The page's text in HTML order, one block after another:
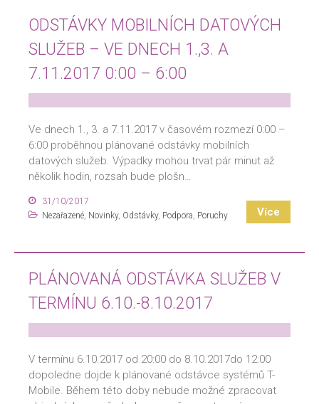
ODSTÁVKY MOBILNÍCH DATOVÝCH
SLUŽEB – VE DNECH 1.,3. A
7.11.2017 0:00 – 6:00
Ve dnech 1., 3. a 7.11.2017 v časovém rozmezí 0:00 –
6:00 proběhnou plánované odstávky mobilních
datových služeb. Výpadky mohou trvat pár minut až
několik hodin, rozsah bude plošn…
31/10/2017
Nezařazené, Novinky, Odstávky, Podpora, Poruchy Více
PLÁNOVANÁ ODSTÁVKA SLUŽEB V
TERMÍNU 6.10.-8.10.2017
V termínu 6.10.2017 od 20:00 do 8.10.2017do 12:00
dopoledne dojde k plánované odstávce systémů T-
Mobile. Během této doby nebude možné zpracovat